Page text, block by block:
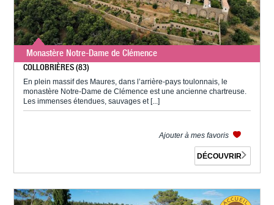
Monastère Notre-Dame de Clémence
COLLOBRIÈRES (83)
En plein massif des Maures, dans l’arrière-pays toulonnais, le
monastère Notre-Dame de Clémence est une ancienne chartreuse.
Les immenses étendues, sauvages et [...]
Ajouter à mes favoris
DÉCOUVRIR